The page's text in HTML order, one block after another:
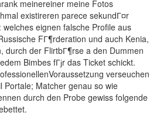
meinereiner meine Fotos
existireren parece sekundГ¤r
welches eignen falsche Profile aus
FГ¶rderation und auch Kenia,
durch der FlirtbГ¶rse a den Dummen
Bimbes fГјr das Ticket schickt.
verseuchen
Portale; Matcher genau so wie
durch den Probe gewiss folgende